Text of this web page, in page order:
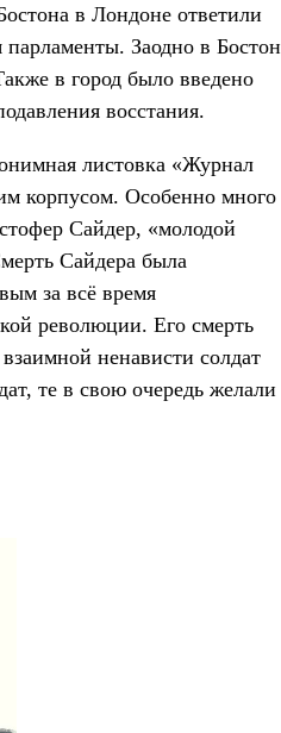
в Лондоне ответили
парламенты. Заодно в Бостон
в город было введено
восстания.
листовка «Журнал
корпусом. Особенно много
Сайдер, «молодой
Сайдера была
за всё время
революции. Его смерть
ненависти солдат
те в свою очередь желали